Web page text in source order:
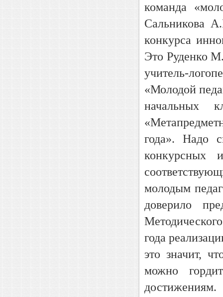
команда
Сальникова
конкурса
Это Руденко
учитель-
«Молодой
начальных
года». Надо
конкурсных
молодым
доверило
года
это значит,
можно
достижениям.